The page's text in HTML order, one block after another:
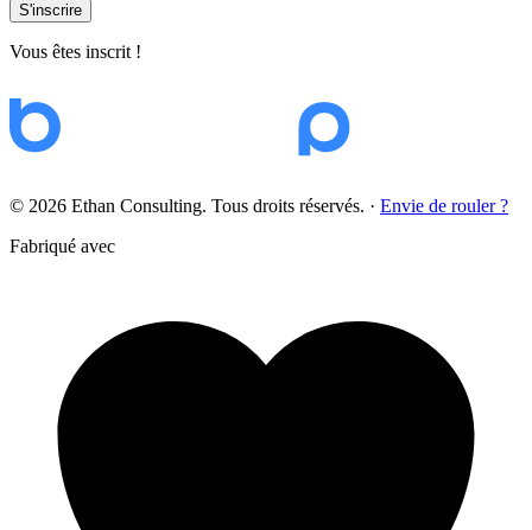
S'inscrire
Vous êtes inscrit !
© 2026 Ethan Consulting. Tous droits réservés. · Envie de rouler ?
Fabriqué avec